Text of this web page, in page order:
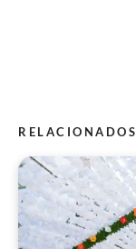
RELACIONADOS